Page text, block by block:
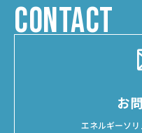
CONTACT
お
エネルギーソリ